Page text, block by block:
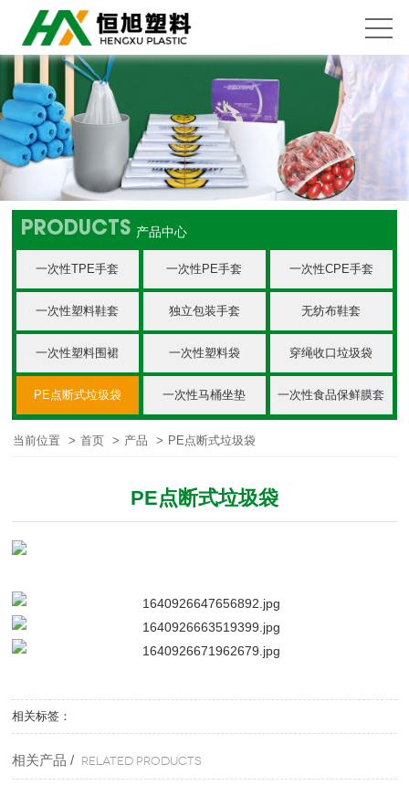
PRODUCTS 产品中心
一次性TPE手套 一次性PE手套 一次性CPE手套
一次性塑料鞋套 独立包装手套 无纺布鞋套
一次性塑料围裙 一次性塑料袋 穿绳收口垃圾袋
PE点断式垃圾袋 一次性马桶坐垫 一次性食品保鲜膜套
当前位置 > 首页 > 产品 > PE点断式垃圾袋
PE点断式垃圾袋
相关标签：
相关产品 / Related products